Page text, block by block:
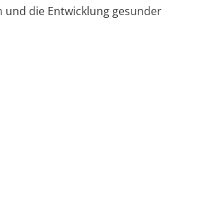
und die Entwicklung gesunder